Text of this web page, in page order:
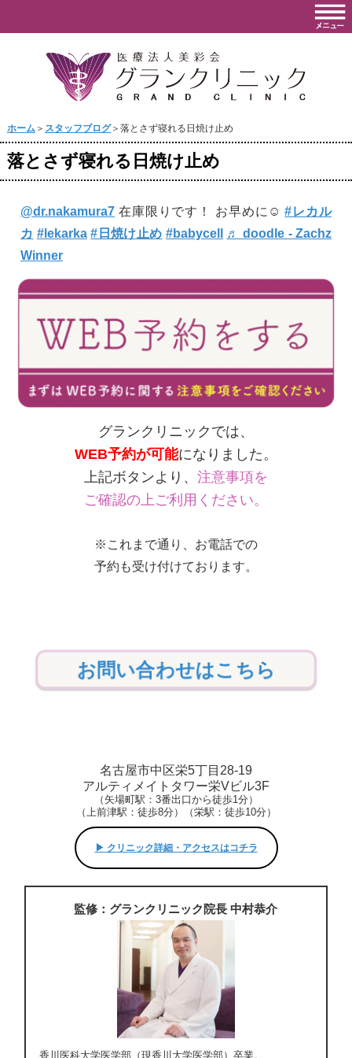
ホーム＞ スタッフブログ＞落とさず寝れる日焼け止め
落とさず寝れる日焼け止め
@dr.nakamura7 在庫限りです！ お早めに☺️#レカル
カ #lekarka #日焼け止め #babycell
♬ doodle - Zachz
Winner
グランクリニックでは、
WEB予約が可能になりました。
上記ボタンより、 注意事項を
ご確認の上ご利用ください。
※これまで通り、お電話での
予約も受け付けております。
お問い合わせはこちら
名古屋市中区栄5丁目28-19
アルティメイトタワー栄Vビル3F
（矢場町駅：3番出口から徒歩1分）
（上前津駅：徒歩8分）（栄駅：徒歩10分）
▶︎ クリニック詳細・アクセスはコチラ
監修：グランクリニック院長 中村恭介
香川医科大学医学部（現香川大学医学部）卒業。